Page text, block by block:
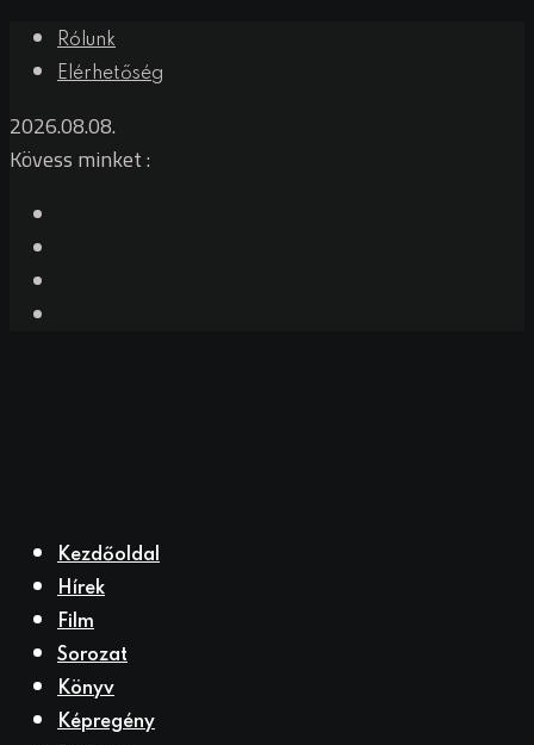
Rólunk
Elérhetőség
2026.08.08.
Kövess minket :
Kezdőoldal
Hírek
Film
Sorozat
Könyv
Képregény